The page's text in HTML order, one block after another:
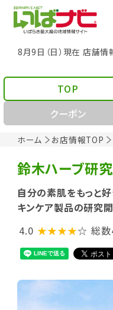
8月9日（日）現在 店舗
ホーム お店情報TOP
TOP
クーポン
鈴木ハーブ研
自分の素肌をもっと
キンケア製品の研究
4.0 ★★★★☆ 総